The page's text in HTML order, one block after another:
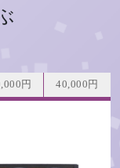
円 40,000円